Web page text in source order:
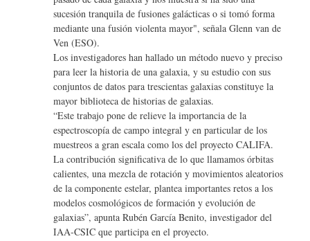
sucesión tranquila de fusiones galácticas o si tomó forma
mediante una fusión violenta mayor", señala Glenn van de
Ven (ESO).
Los investigadores han hallado un método nuevo y preciso
para leer la historia de una galaxia, y su estudio con sus
conjuntos de datos para trescientas galaxias constituye la
mayor biblioteca de historias de galaxias.
“Este trabajo pone de relieve la importancia de la
espectroscopía de campo integral y en particular de los
muestreos a gran escala como los del proyecto CALIFA.
La contribución significativa de lo que llamamos órbitas
calientes, una mezcla de rotación y movimientos aleatorios
de la componente estelar, plantea importantes retos a los
modelos cosmológicos de formación y evolución de
galaxias”, apunta Rubén García Benito, investigador del
IAA-CSIC que participa en el proyecto.